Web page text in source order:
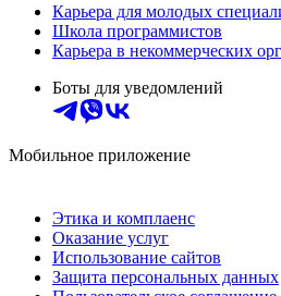
Карьера для молодых
Школа программистов
Карьера в некоммерческих
Боты для уведомлений
Мобильное приложение
Этика и комплаенс
Оказание услуг
Использование сайтов
Защита персональных данных